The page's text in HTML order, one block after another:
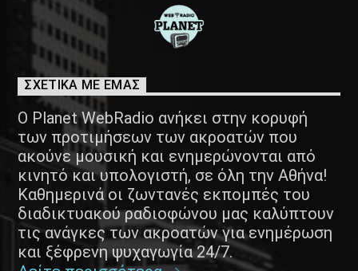
ΣΧΕΤΙΚΑ ΜΕ ΕΜΑΣ
Ο Planet WebRadio ανήκει στην κορυφή
των προτιμήσεων των ακροατών που
ακούνε μουσική και ενημερώνονται από
κινητό και υπολογιστή, σε όλη την Αθήνα!
Καθημερινά οι ζωντανές εκπομπές του
διαδικτυακού ραδιοφώνου μας καλύπτουν
τις ανάγκες των ακροατών για ενημέρωση
και ξέφρενη ψυχαγωγία 24/7.